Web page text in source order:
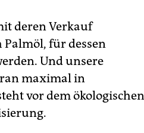
deren Verkauf
für dessen
Und unsere
maximal in
vor dem ökologischen